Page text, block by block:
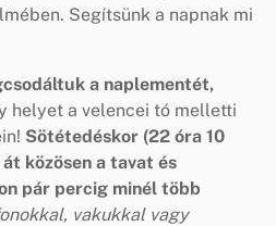
Segítsünk a napnak mi
a naplementét,
helyet a velencei tó melletti
Sötétedéskor (22 óra 10
közösen a tavat és
pár percig minél több
vakukkal vagy